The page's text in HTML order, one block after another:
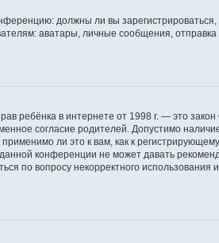
должны ли вы
аватары, личные сообщения, отправка
ребёнка в интернете от 1998 г. — это
согласие родителей. Допустимо
ли это к вам, как к
конференции не может давать
по вопросу некорректного